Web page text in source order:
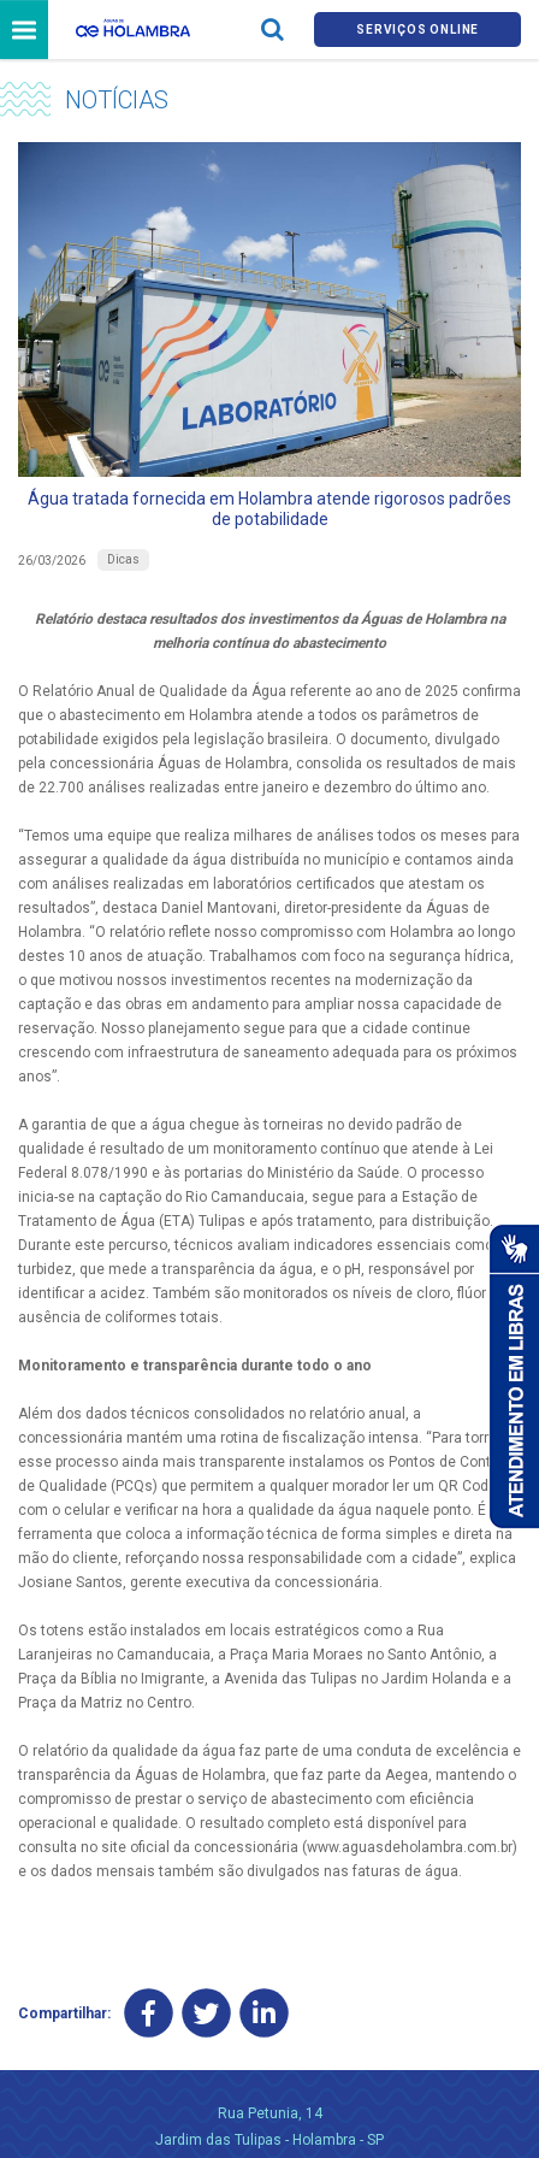
SERVIÇOS ONLINE
NOTÍCIAS
Água tratada fornecida em Holambra atende rigorosos padrões
de potabilidade
26/03/2026 Dicas
Relatório destaca resultados dos investimentos da Águas de Holambra na
melhoria contínua do abastecimento
O Relatório Anual de Qualidade da Água referente ao ano de 2025 confirma
que o abastecimento em Holambra atende a todos os parâmetros de
potabilidade exigidos pela legislação brasileira. O documento, divulgado
pela concessionária Águas de Holambra, consolida os resultados de mais
de 22.700 análises realizadas entre janeiro e dezembro do último ano.
“Temos uma equipe que realiza milhares de análises todos os meses para
assegurar a qualidade da água distribuída no município e contamos ainda
com análises realizadas em laboratórios certificados que atestam os
resultados”, destaca Daniel Mantovani, diretor-presidente da Águas de
Holambra. “O relatório reflete nosso compromisso com Holambra ao longo
destes 10 anos de atuação. Trabalhamos com foco na segurança hídrica,
o que motivou nossos investimentos recentes na modernização da
captação e das obras em andamento para ampliar nossa capacidade de
reservação. Nosso planejamento segue para que a cidade continue
crescendo com infraestrutura de saneamento adequada para os próximos
anos”.
A garantia de que a água chegue às torneiras no devido padrão de
qualidade é resultado de um monitoramento contínuo que atende à Lei
Federal 8.078/1990 e às portarias do Ministério da Saúde. O processo
inicia-se na captação do Rio Camanducaia, segue para a Estação de
Tratamento de Água (ETA) Tulipas e após tratamento, para distribuição.
Durante este percurso, técnicos avaliam indicadores essenciais como a
turbidez, que mede a transparência da água, e o pH, responsável por
identificar a acidez. Também são monitorados os níveis de cloro, flúor e a
ausência de coliformes totais.
Monitoramento e transparência durante todo o ano
Além dos dados técnicos consolidados no relatório anual, a
concessionária mantém uma rotina de fiscalização intensa. “Para tornar
esse processo ainda mais transparente instalamos os Pontos de Controle
de Qualidade (PCQs) que permitem a qualquer morador ler um QR Code
com o celular e verificar na hora a qualidade da água naquele ponto. É uma
ferramenta que coloca a informação técnica de forma simples e direta na
mão do cliente, reforçando nossa responsabilidade com a cidade”, explica
Josiane Santos, gerente executiva da concessionária.
Os totens estão instalados em locais estratégicos como a Rua
Laranjeiras no Camanducaia, a Praça Maria Moraes no Santo Antônio, a
Praça da Bíblia no Imigrante, a Avenida das Tulipas no Jardim Holanda e a
Praça da Matriz no Centro.
O relatório da qualidade da água faz parte de uma conduta de excelência e
transparência da Águas de Holambra, que faz parte da Aegea, mantendo o
compromisso de prestar o serviço de abastecimento com eficiência
operacional e qualidade. O resultado completo está disponível para
consulta no site oficial da concessionária (www.aguasdeholambra.com.br)
e os dados mensais também são divulgados nas faturas de água.
Compartilhar:
Rua Petunia, 14
Jardim das Tulipas - Holambra - SP